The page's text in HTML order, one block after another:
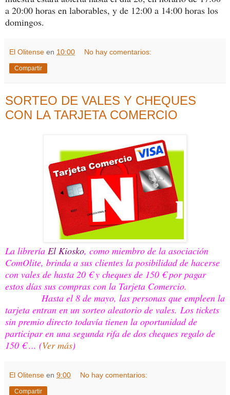
a 20:00 horas en laborables, y de 12:00 a 14:00 horas los
domingos.
El Olitense en 10:00 No hay comentarios:
Compartir
SORTEO DE VALES Y CHEQUES
CON LA TARJETA COMERCIO
La librería El Kiosko, como miembro de la asociación
ComOlite, brinda a sus clientes la posibilidad de hacerse
con vales de hasta 20 € y cheques de 150 € por pagar
estos días sus compras con la Tarjeta Comercio.
Hasta el 8 de mayo, las personas que empleen la
tarjeta entran en un sorteo aleatorio de vales. Los tickets
sin premio directo todavía tienen la oportunidad de
participar en una segunda rifa de dos cheques regalo de
150 € ... (Ver más)
El Olitense en 9:00 No hay comentarios:
Compartir